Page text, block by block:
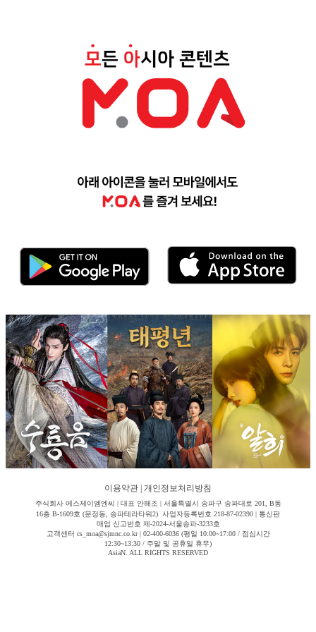
이용약관 개인정보처리방침
주식회사 에스제이엠엔씨 | 대표 안해조 | 서울특별시 송파구 송파대로 201, B동
16층 B-1609호 (문정동, 송파테라타워2) 사업자등록번호 218-87-02390 | 통신판
매업 신고번호 제-2024-서울송파-3233호
고객센터 cs_moa@sjmnc.co.kr | 02-400-6036 (평일 10:00~17:00 / 점심시간
12:30~13:30 / 주말 및 공휴일 휴무)
AsiaN. ALL RIGHTS RESERVED